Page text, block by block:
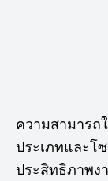
ความสามารถ
ประเภทและโ
ประสิทธิภาพง